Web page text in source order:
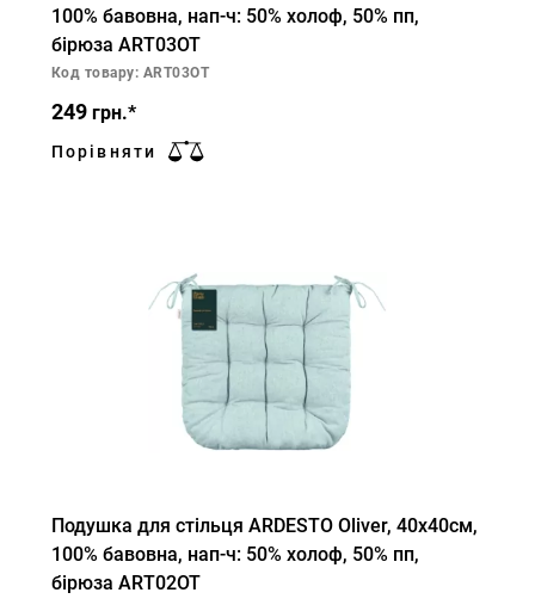
100% бавовна, нап-ч: 50% холоф, 50% пп,
бірюза ART03OT
Код товару: ART03OT
249 грн.*
Порівняти
Подушка для стільця ARDESTO Oliver, 40х40см,
100% бавовна, нап-ч: 50% холоф, 50% пп,
бірюза ART02OT